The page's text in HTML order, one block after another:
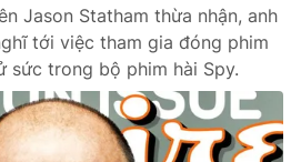
Jason Statham thừa nhận, anh
tới việc tham gia đóng phim
sức trong bộ phim hài Spy.